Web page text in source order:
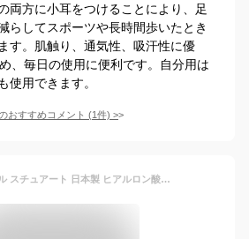
両方に小耳をつけることにより、足
らしてスポーツや長時間歩いたとき
す。肌触り、通気性、吸汗性に優
、毎日の使用に便利です。自分用は
使用できます。
おすすめコメント (1件) >
JILL STUART ジル スチュアート 日本製 ヒアルロン酸加工 消臭加工 ナイロンプレーン ショートクルー丈 レディース ソックス 靴下 女性 婦人 プレゼント ギフト 03145464